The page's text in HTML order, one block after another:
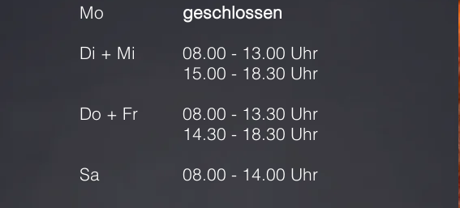
Mo
Di + Mi
Do + Fr
Sa
geschlossen
08.00 - 13.00 Uhr
15.00 - 18.30 Uhr
08.00 - 13.30 Uhr
14.30 - 18.30 Uhr
08.00 - 14.00 Uhr